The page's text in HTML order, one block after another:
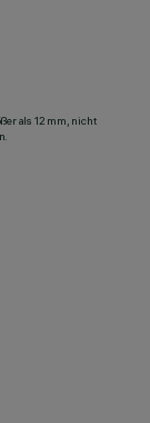
als 12 mm, nicht